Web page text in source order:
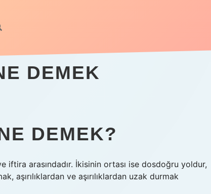
DEMEK
DEMEK?
iftira arasındadır. İkisinin ortası ise dosdoğru yoldur,
aşırılıklardan ve aşırılıklardan uzak durmak